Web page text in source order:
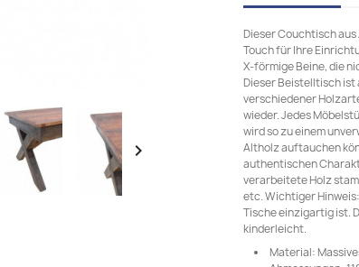

Dieser Couchtisch
Touch für Ihre
X-förmige Beine, die
Dieser Beistelltisch
verschiedener
wieder. Jedes
wird so zu einem
Altholz auftauchen
authentischen
verarbeitete Holz
etc. Wichtiger
Tische einzigartig ist.
kinderleicht.
Material: